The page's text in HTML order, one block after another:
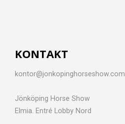
KONTAKT
kontor@jonkopinghorseshow.com
Jönköping Horse Show
Elmia. Entré Lobby Nord